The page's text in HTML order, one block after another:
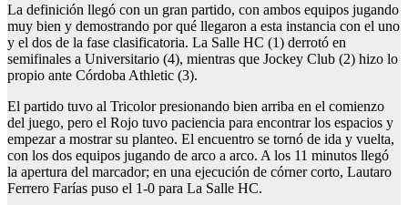
La definición llegó con un gran partido, con ambos equipos jugando
muy bien y demostrando por qué llegaron a esta instancia con el uno
y el dos de la fase clasificatoria. La Salle HC (1) derrotó en
semifinales a Universitario (4), mientras que Jockey Club (2) hizo lo
propio ante Córdoba Athletic (3).
El partido tuvo al Tricolor presionando bien arriba en el comienzo
del juego, pero el Rojo tuvo paciencia para encontrar los espacios y
empezar a mostrar su planteo. El encuentro se tornó de ida y vuelta,
con los dos equipos jugando de arco a arco. A los 11 minutos llegó
la apertura del marcador; en una ejecución de córner corto, Lautaro
Ferrero Farías puso el 1-0 para La Salle HC.